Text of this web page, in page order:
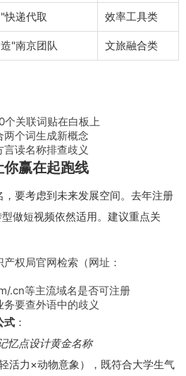
快递代取 效率工具类
"南京团队 文旅融合类
个关联词贴在白板上
个词生成新概念
读名称排查歧义
你赢在起跑线
要考虑到未来发展空间。去年注册
做短视频依然适用。建议重点关
权局官网检索（网址：
.cn等主流域名是否可注册
务要查外语中的歧义
式 ：
忆点设计黄金名称
活力×动物意象），既符合大学生气